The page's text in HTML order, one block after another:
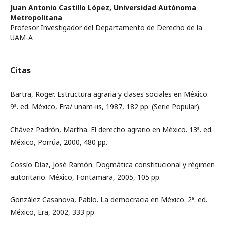
Juan Antonio Castillo López, Universidad Autónoma
Metropolitana
Profesor Investigador del Departamento de Derecho de la
UAM-A
Citas
Bartra, Roger. Estructura agraria y clases sociales en México.
9ª. ed. México, Era/ unam-iis, 1987, 182 pp. (Serie Popular).
Chávez Padrón, Martha. El derecho agrario en México. 13ª. ed.
México, Porrúa, 2000, 480 pp.
Cossío Díaz, José Ramón. Dogmática constitucional y régimen
autoritario. México, Fontamara, 2005, 105 pp.
González Casanova, Pablo. La democracia en México. 2ª. ed.
México, Era, 2002, 333 pp.